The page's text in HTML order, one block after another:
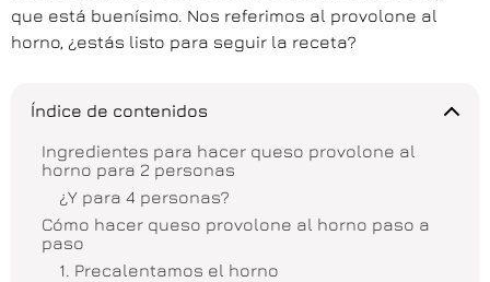
que está buenísimo. Nos referimos al provolone al
horno, ¿estás listo para seguir la receta?
Índice de contenidos
Ingredientes para hacer queso provolone al
horno para 2 personas
¿Y para 4 personas?
Cómo hacer queso provolone al horno paso a
paso
1. Precalentamos el horno